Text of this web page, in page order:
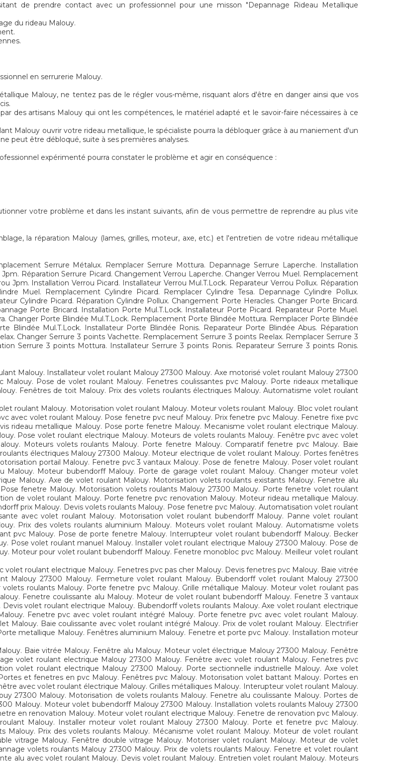
de prendre contact avec un professionnel pour une misson "Depannage Rideau Metallique
du rideau Malouy.
en serrurerie Malouy.
Malouy, ne tentez pas de le régler vous-même, risquant alors d'être en danger ainsi que vos
des artisans Malouy qui ont les compétences, le matériel adapté et le savoir-faire nécessaires à ce
Malouy ouvrir votre rideau metallique, le spécialiste pourra la débloquer grâce à au maniement d'un
peut être débloqué, suite à ses premières analyses.
expérimenté pourra constater le problème et agir en conséquence :
votre problème et dans les instant suivants, afin de vous permettre de reprendre au plus vite
la réparation Malouy (lames, grilles, moteur, axe, etc.) et l'entretien de votre rideau métallique
Serrure Métalux. Remplacer Serrure Mottura. Depannage Serrure Laperche. Installation
Réparation Serrure Picard. Changement Verrou Laperche. Changer Verrou Muel. Remplacement
Jpm. Installation Verrou Picard. Installateur Verrou Mul.T.Lock. Reparateur Verrou Pollux. Réparation
Muel. Remplacement Cylindre Picard. Remplacer Cylindre Tesa. Depannage Cylindre Pollux.
Cylindre Picard. Réparation Cylindre Pollux. Changement Porte Heracles. Changer Porte Bricard.
Porte Bricard. Installation Porte Mul.T.Lock. Installateur Porte Picard. Reparateur Porte Muel.
Changer Porte Blindée Mul.T.Lock. Remplacement Porte Blindée Mottura. Remplacer Porte Blindée
Blindée Mul.T.Lock. Installateur Porte Blindée Ronis. Reparateur Porte Blindée Abus. Réparation
Changer Serrure 3 points Vachette. Remplacement Serrure 3 points Reelax. Remplacer Serrure 3
Serrure 3 points Mottura. Installateur Serrure 3 points Ronis. Reparateur Serrure 3 points Ronis.
Malouy. Installateur volet roulant Malouy 27300 Malouy. Axe motorisé volet roulant Malouy 27300
Pose de volet roulant Malouy. Fenetres coulissantes pvc Malouy. Porte rideaux metallique
Fenêtres de toit Malouy. Prix des volets roulants électriques Malouy. Automatisme volet roulant
roulant Malouy. Motorisation volet roulant Malouy. Moteur volets roulant Malouy. Bloc volet roulant
avec volet roulant Malouy. Pose fenetre pvc neuf Malouy. Prix fenetre pvc Malouy. Fenetre fixe pvc
rideau metallique Malouy. Pose porte fenetre Malouy. Mecanisme volet roulant electrique Malouy.
Pose volet roulant electrique Malouy. Moteurs de volets roulants Malouy. Fenêtre pvc avec volet
Moteurs volets roulants Malouy. Porte fenetre Malouy. Comparatif fenetre pvc Malouy. Baie
électriques Malouy 27300 Malouy. Moteur electrique de volet roulant Malouy. Portes fenêtres
portail Malouy. Fenetre pvc 3 vantaux Malouy. Pose de fenetre Malouy. Poser volet roulant
Malouy. Moteur bubendorff Malouy. Porte de garage volet roulant Malouy. Changer moteur volet
Malouy. Axe de volet roulant Malouy. Motorisation volets roulants existants Malouy. Fenetre alu
fenetre Malouy. Motorisation volets roulants Malouy 27300 Malouy. Porte fenetre volet roulant
de volet roulant Malouy. Porte fenetre pvc renovation Malouy. Moteur rideau metallique Malouy.
prix Malouy. Devis volets roulants Malouy. Pose fenetre pvc Malouy. Automatisation volet roulant
avec volet roulant Malouy. Motorisation volet roulant bubendorff Malouy. Panne volet roulant
Prix des volets roulants aluminium Malouy. Moteurs volet roulant Malouy. Automatisme volets
pvc Malouy. Pose de porte fenetre Malouy. Interrupteur volet roulant bubendorff Malouy. Becker
Pose volet roulant manuel Malouy. Installer volet roulant electrique Malouy 27300 Malouy. Pose de
Moteur pour volet roulant bubendorff Malouy. Fenetre monobloc pvc Malouy. Meilleur volet roulant
roulant electrique Malouy. Fenetres pvc pas cher Malouy. Devis fenetres pvc Malouy. Baie vitrée
Malouy 27300 Malouy. Fermeture volet roulant Malouy. Bubendorff volet roulant Malouy 27300
roulants Malouy. Porte fenetre pvc Malouy. Grille métallique Malouy. Moteur volet roulant pas
Fenetre coulissante alu Malouy. Moteur de volet roulant bubendorff Malouy. Fenetre 3 vantaux
volet roulant electrique Malouy. Bubendorff volets roulants Malouy. Axe volet roulant electrique
Fenetre pvc avec volet roulant intégré Malouy. Porte fenetre pvc avec volet roulant Malouy.
Malouy. Baie coulissante avec volet roulant intégré Malouy. Prix de volet roulant Malouy. Electrifier
metallique Malouy. Fenêtres aluminium Malouy. Fenetre et porte pvc Malouy. Installation moteur
Baie vitrée Malouy. Fenêtre alu Malouy. Moteur volet électrique Malouy 27300 Malouy. Fenêtre
volet roulant electrique Malouy 27300 Malouy. Fenêtre avec volet roulant Malouy. Fenetres pvc
volet roulant electrique Malouy 27300 Malouy. Porte sectionnelle industrielle Malouy. Axe volet
et fenetres en pvc Malouy. Fenêtres pvc Malouy. Motorisation volet battant Malouy. Portes en
avec volet roulant électrique Malouy. Grilles métalliques Malouy. Interupteur volet roulant Malouy.
27300 Malouy. Motorisation de volets roulants Malouy. Fenetre alu coulissante Malouy. Portes de
Malouy. Moteur volet bubendorff Malouy 27300 Malouy. Installation volets roulants Malouy 27300
en renovation Malouy. Moteur volet roulant electrique Malouy. Fenetre de renovation pvc Malouy.
Malouy. Installer moteur volet roulant Malouy 27300 Malouy. Porte et fenetre pvc Malouy.
Malouy. Prix des volets roulants Malouy. Mécanisme volet roulant Malouy. Moteur de volet roulant
vitrage Malouy. Fenêtre double vitrage Malouy. Motoriser volet roulant Malouy. Moteur de volet
volets roulants Malouy 27300 Malouy. Prix de volets roulants Malouy. Fenetre et volet roulant
alu avec volet roulant Malouy. Devis volet roulant Malouy. Entretien volet roulant Malouy. Moteurs